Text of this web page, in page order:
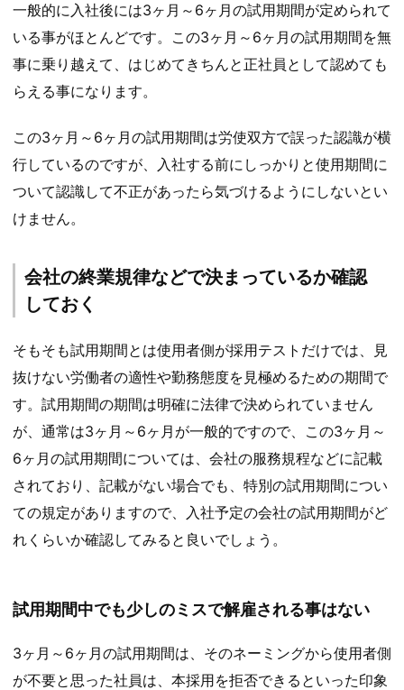
一般的に入社後には3ヶ月～6ヶ月の試用期間が定められて
いる事がほとんどです。この3ヶ月～6ヶ月の試用期間を無
事に乗り越えて、はじめてきちんと正社員として認めても
らえる事になります。
この3ヶ月～6ヶ月の試用期間は労使双方で誤った認識が横
行しているのですが、入社する前にしっかりと使用期間に
ついて認識して不正があったら気づけるようにしないとい
けません。
会社の終業規律などで決まっているか確認
しておく
そもそも試用期間とは使用者側が採用テストだけでは、見
抜けない労働者の適性や勤務態度を見極めるための期間で
す。試用期間の期間は明確に法律で決められていません
が、通常は3ヶ月～6ヶ月が一般的ですので、この3ヶ月～
6ヶ月の試用期間については、会社の服務規程などに記載
されており、記載がない場合でも、特別の試用期間につい
ての規定がありますので、入社予定の会社の試用期間がど
れくらいか確認してみると良いでしょう。
試用期間中でも少しのミスで解雇される事はない
3ヶ月～6ヶ月の試用期間は、そのネーミングから使用者側
が不要と思った社員は、本採用を拒否できるといった印象